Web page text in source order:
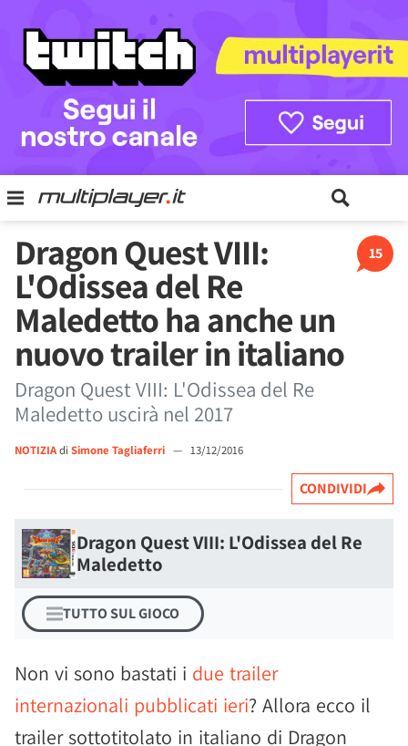
15
Dragon Quest VIII:
L'Odissea del Re
Maledetto ha anche un
nuovo trailer in italiano
Dragon Quest VIII: L'Odissea del Re
Maledetto uscirà nel 2017
NOTIZIAdi Simone Tagliaferri — 13/12/2016
CONDIVIDI
Dragon Quest VIII: L'Odissea del Re
Maledetto
TUTTO SUL GIOCO
Non vi sono bastati i due trailer
internazionali pubblicati ieri? Allora ecco il
trailer sottotitolato in italiano di Dragon